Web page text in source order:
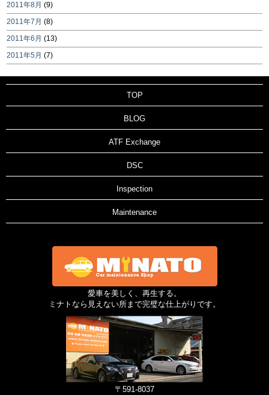
2011年8月 (9)
2011年7月 (8)
2011年6月 (13)
2011年5月 (7)
TOP
BLOG
ATF Exchange
DSC
Inspection
Maintenance
愛車を美しく、再生する。
ミナトなら見えない所まで完璧な仕上がりです。
〒591-8037